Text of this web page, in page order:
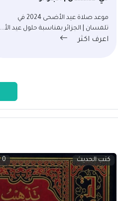
موعد صلاة عيد الأضحى 2024 في
تلمسان | الجزائر بمناسبة حلول عيد الأ...
اعرف اكثر
كتب الحديث 0